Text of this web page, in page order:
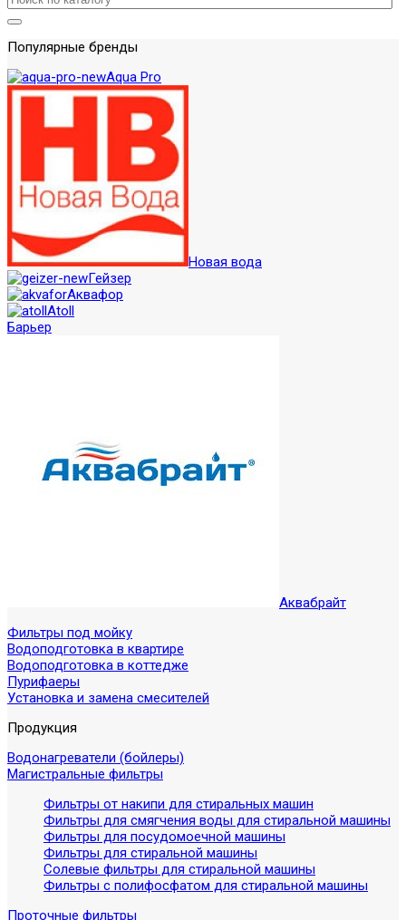
Популярные бренды
Aqua Pro
Новая вода
Гейзер
Аквафор
Atoll
Барьер
Аквабрайт
Фильтры под мойку
Водоподготовка в квартире
Водоподготовка в коттедже
Пурифаеры
Установка и замена смесителей
Продукция
Водонагреватели (бойлеры)
Магистральные фильтры
Фильтры от накипи для стиральных машин
Фильтры для смягчения воды для стиральной машины
Фильтры для посудомоечной машины
Фильтры для стиральной машины
Солевые фильтры для стиральной машины
Фильтры с полифосфатом для стиральной машины
Проточные фильтры